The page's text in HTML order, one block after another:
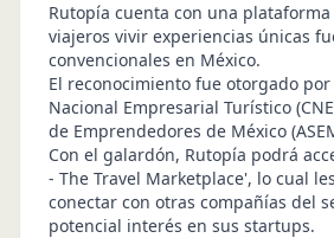
Rutopía cuenta con una
viajeros vivir experiencias únicas
convencionales en México.
El reconocimiento fue otorgado por
Nacional Empresarial Turístico
de Emprendedores de México
Con el galardón, Rutopía podrá
- The Travel Marketplace', lo cual
conectar con otras compañías del
potencial interés en sus startups.